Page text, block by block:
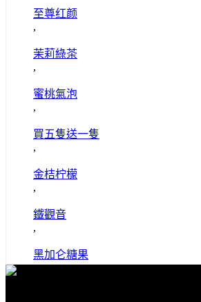
至尊红颜
,
茉莉綠茶
,
蜜桃氣泡
,
買五隻送一隻
,
金桔柠檬
,
鐵觀音
,
黑加仑糖果